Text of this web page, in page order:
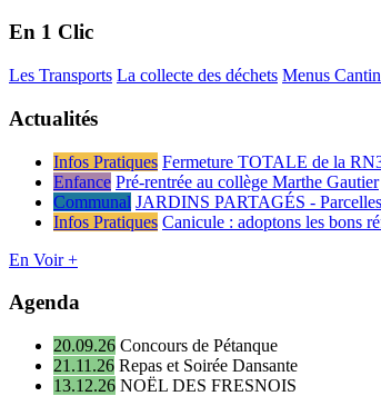
En 1 Clic
Les Transports La collecte des déchets Menus
Actualités
Infos Pratiques Fermeture TOTALE de la
Enfance Pré-rentrée au collège Marthe Gautier
Communal JARDINS PARTAGÉS -
Infos Pratiques Canicule : adoptons les bons
En Voir +
Agenda
20.09.26 Concours de Pétanque
21.11.26 Repas et Soirée Dansante
13.12.26 NOËL DES FRESNOIS